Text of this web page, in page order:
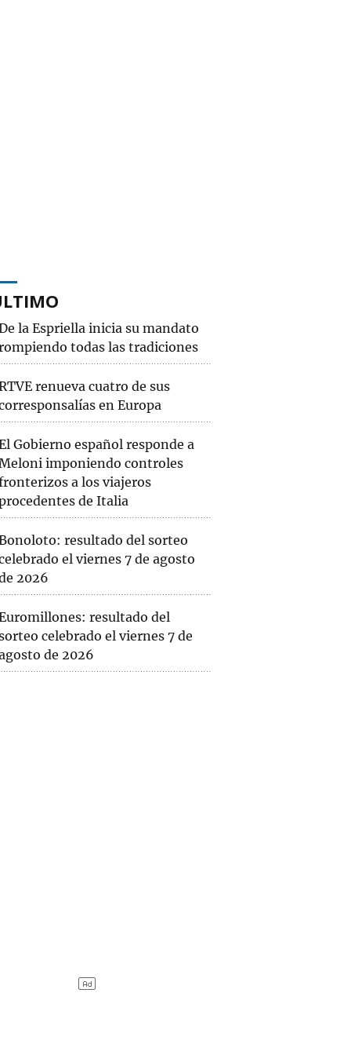
la Espriella inicia su mandato
todas las tradiciones
renueva cuatro de sus
en Europa
Gobierno español responde a
imponiendo controles
a los viajeros
de Italia
resultado del sorteo
el viernes 7 de agosto
2026
resultado del
celebrado el viernes 7 de
de 2026